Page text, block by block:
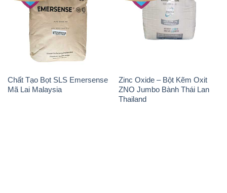
Chất Tạo Bọt SLS Emersense
Mã Lai Malaysia
Zinc Oxide – Bột Kẽm Oxit
ZNO Jumbo Bành Thái Lan
Thailand